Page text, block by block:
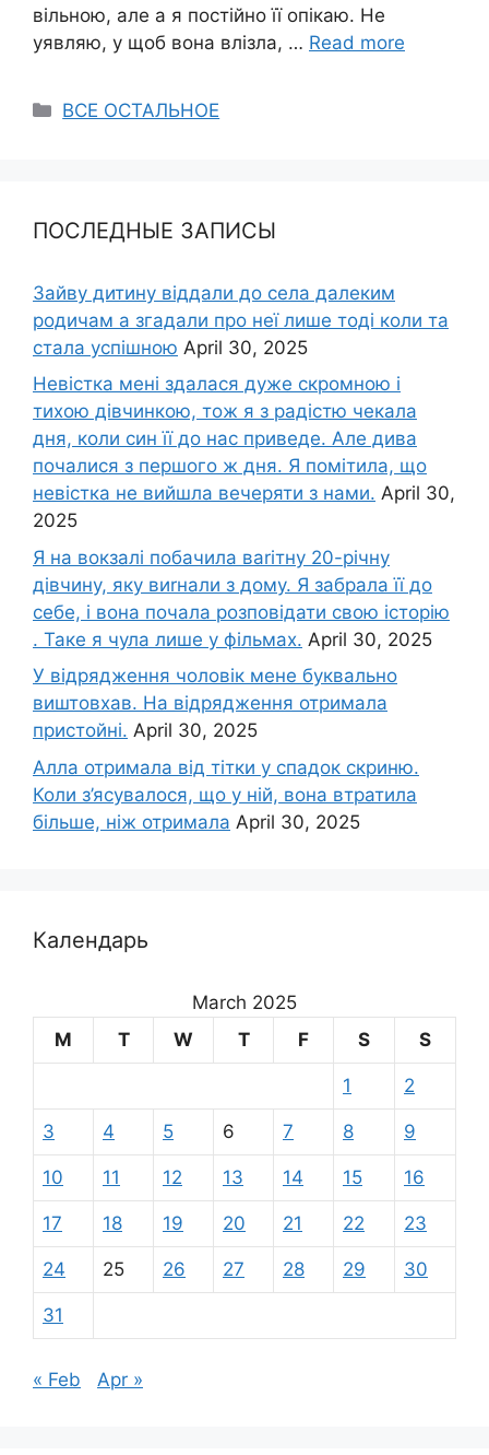
вільною, але а я постійно її опікаю. Не
уявляю, у щоб вона влізла, … Read more
Categories
ВСЕ ОСТАЛЬНОЕ
ПОСЛЕДНЫЕ ЗАПИСЫ
Зайву дитину віддали до села далеким
родичам а згадали про неї лише тоді коли та
стала успішною April 30, 2025
Невістка мені здалася дуже скромною і
тихою дівчинкою, тож я з радістю чекала
дня, коли син її до нас приведе. Але дива
почалися з першого ж дня. Я помітила, що
невістка не вийшла вечеряти з нами. April 30,
2025
Я на вокзалі побачила ваrітну 20-річну
дівчину, яку виrнали з дому. Я забрала її до
себе, і вона почала розповідати свою історію
. Таке я чула лише у фільмах. April 30, 2025
У відрядження чоловік мене буквально
виштовхав. На відрядження отримала
пристойні. April 30, 2025
Алла отримала від тітки у спадок скриню.
Коли з’ясувалося, що у ній, вона втратила
більше, ніж отримала April 30, 2025
Календарь
March 2025
M
T W T F S S
1 2
3 4 5 6 7 8 9
10 11 12 13 14 15 16
17 18 19 20 21 22 23
24 25 26 27 28 29 30
31
« Feb Apr »